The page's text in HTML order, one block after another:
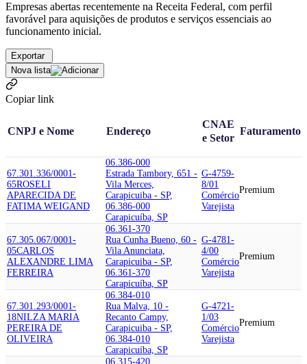
Empresas abertas recentemente na Receita Federal, com perfil
favorável para aquisições de produtos e serviços essenciais ao
funcionamento inicial.
Exportar
Nova lista
Copiar link
CNPJ e Nome Endereço
CNAE
e Setor
Faturamento
67.301.336/0001-
65ROSELI
APARECIDA DE
FATIMA WEIGAND
06.386-000
Estrada Tambory, 651 -
Vila Merces,
Carapicuiba - SP,
06.386-000
Carapicuíba, SP
G-4759-
8/01
Comércio
Varejista
Premium
67.305.067/0001-
05CARLOS
ALEXANDRE LIMA
FERREIRA
06.361-370
Rua Cunha Bueno, 60 -
Vila Anunciata,
Carapicuiba - SP,
06.361-370
Carapicuíba, SP
G-4781-
4/00
Comércio
Varejista
Premium
67.301.293/0001-
18NILZA MARIA
PEREIRA DE
OLIVEIRA
06.384-010
Rua Malva, 10 -
Recanto Campy,
Carapicuiba - SP,
06.384-010
Carapicuíba, SP
G-4721-
1/03
Comércio
Varejista
Premium
06.315-420